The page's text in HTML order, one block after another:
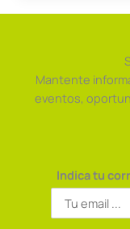
Mantente
eventos,
Indica tu